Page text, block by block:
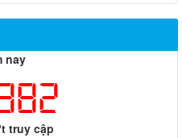
nay
truy cập